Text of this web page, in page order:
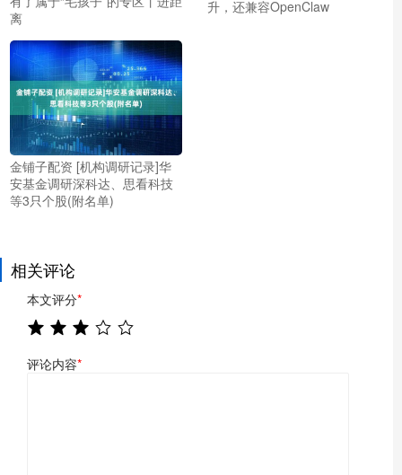
离
升，还兼容OpenClaw
金铺子配资 [机构调研记录]华
安基金调研深科达、思看科技
等3只个股(附名单)
相关评论
本文评分*
评论内容*